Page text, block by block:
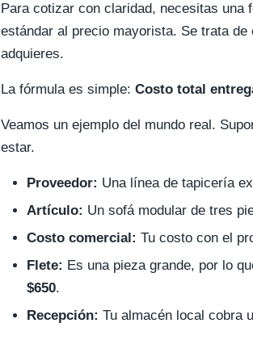
Para cotizar con claridad, necesitas una
estándar al precio mayorista. Se trata
adquieres.
La fórmula es simple: Costo total
Veamos un ejemplo del mundo real.
estar.
Proveedor: Una línea de tapicería
Artículo: Un sofá modular de tres
Costo comercial: Tu costo con el
Flete: Es una pieza grande, por lo
$650.
Recepción: Tu almacén local cobra